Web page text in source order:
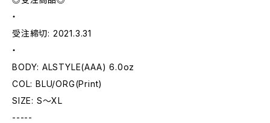
・
受注締切: 2021.3.31
・
BODY: ALSTYLE(AAA) 6.0oz
COL: BLU/ORG(Print)
SIZE: S〜XL
-----